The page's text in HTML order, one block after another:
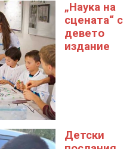
„Наука на
сцената“ с
девето
издание
Детски